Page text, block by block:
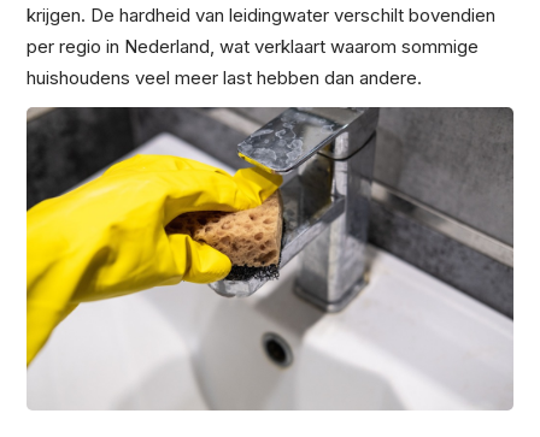
krijgen. De hardheid van leidingwater verschilt bovendien
per regio in Nederland, wat verklaart waarom sommige
huishoudens veel meer last hebben dan andere.